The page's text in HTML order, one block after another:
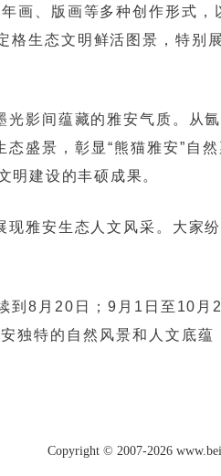
画、版画等多种创作形式
生态文明鲜活图景，特别
影间蕴藏的雅安气质。
盛景，彰显“熊猫雅安”
明建设的丰硕成果。
雅安生态人文风采。大
到8月20日；9月1日至10
独特的自然风景和人文底
Copyright © 2007-2026